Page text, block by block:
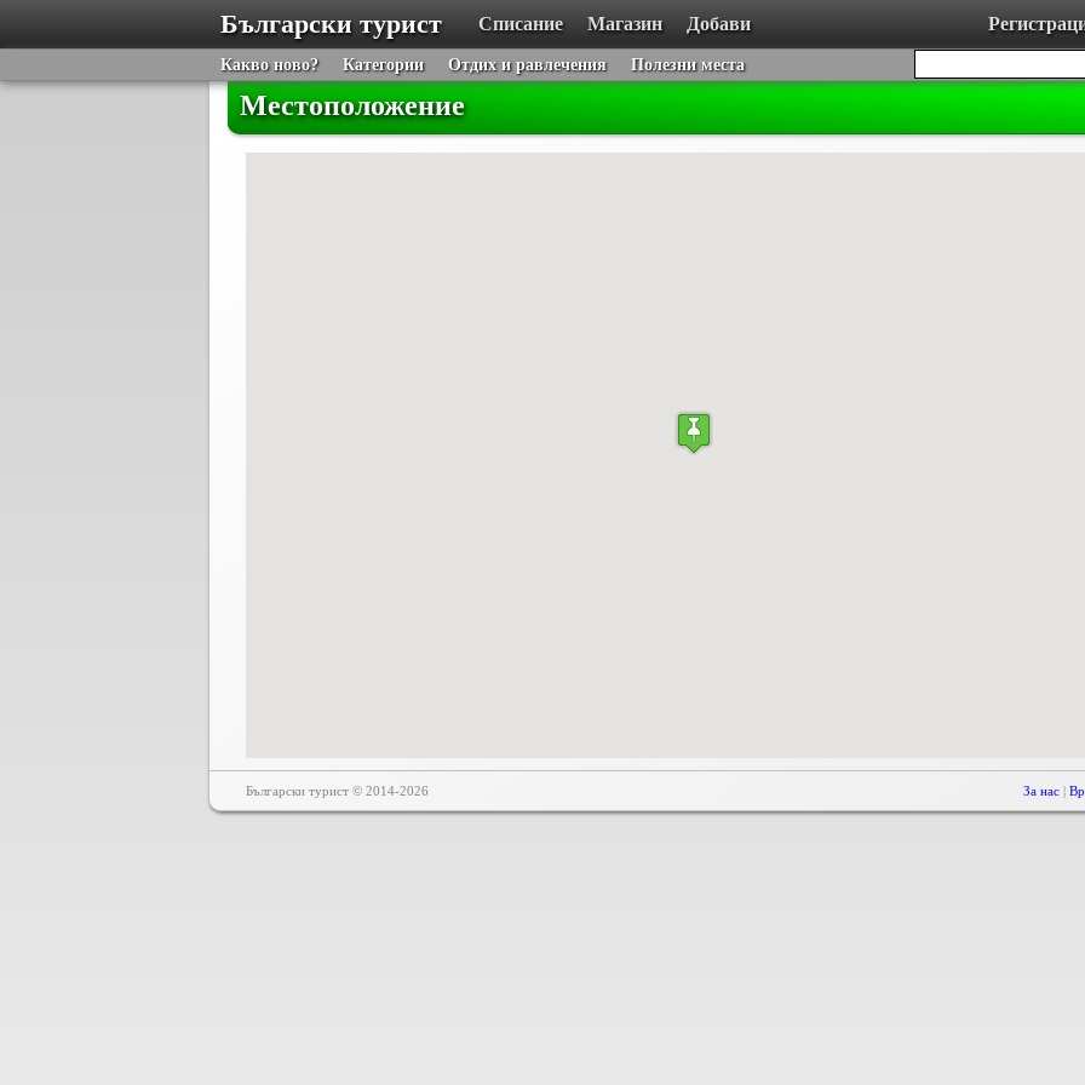
Български турист Списание Магазин Добави
Какво ново? Категории Отдих и равлечения Полезни места
Местоположение
Български турист © 2014-2026 За нас |